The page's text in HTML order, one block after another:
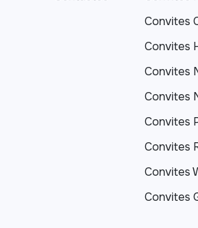
Convites
Convites
Convites
Convites
Convites
Convites
Convites
Convites